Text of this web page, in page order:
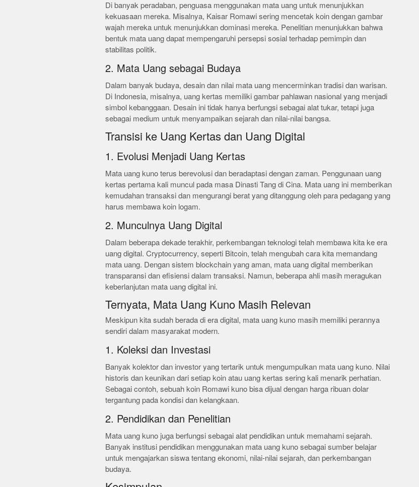
Di banyak peradaban, penguasa menggunakan mata uang untuk menunjukkan
kekuasaan mereka. Misalnya, Kaisar Romawi sering mencetak koin dengan gambar
wajah mereka untuk menunjukkan dominasi mereka. Penelitian menunjukkan bahwa
bentuk mata uang dapat mempengaruhi persepsi sosial terhadap pemimpin dan
stabilitas politik.
2. Mata Uang sebagai Budaya
Dalam banyak budaya, desain dan nilai mata uang mencerminkan tradisi dan warisan.
Di Indonesia, misalnya, uang kertas memiliki gambar pahlawan nasional yang menjadi
simbol kebanggaan. Desain ini tidak hanya berfungsi sebagai alat tukar, tetapi juga
sebagai medium untuk menyampaikan sejarah dan nilai-nilai bangsa.
Transisi ke Uang Kertas dan Uang Digital
1. Evolusi Menjadi Uang Kertas
Mata uang kuno terus berevolusi dan beradaptasi dengan zaman. Penggunaan uang
kertas pertama kali muncul pada masa Dinasti Tang di Cina. Mata uang ini memberikan
kemudahan transaksi dan mengurangi berat yang ditanggung oleh para pedagang yang
harus membawa koin logam.
2. Munculnya Uang Digital
Dalam beberapa dekade terakhir, perkembangan teknologi telah membawa kita ke era
uang digital. Cryptocurrency, seperti Bitcoin, telah mengubah cara kita memandang
mata uang. Dengan sistem blockchain yang aman, mata uang digital memberikan
transparansi dan efisiensi dalam transaksi. Namun, beberapa ahli masih meragukan
keberlanjutan mata uang digital ini.
Ternyata, Mata Uang Kuno Masih Relevan
Meskipun kita sudah berada di era digital, mata uang kuno masih memiliki perannya
sendiri dalam masyarakat modern.
1. Koleksi dan Investasi
Banyak kolektor dan investor yang tertarik untuk mengumpulkan mata uang kuno. Nilai
historis dan keunikan dari setiap koin atau uang kertas sering kali menarik perhatian.
Sebagai contoh, sebuah koin Romawi kuno bisa dijual dengan harga ribuan dolar
tergantung pada kondisi dan kelangkaan.
2. Pendidikan dan Penelitian
Mata uang kuno juga berfungsi sebagai alat pendidikan untuk memahami sejarah.
Banyak institusi pendidikan menggunakan mata uang kuno sebagai sumber belajar
untuk mengajarkan siswa tentang ekonomi, nilai-nilai sejarah, dan perkembangan
budaya.